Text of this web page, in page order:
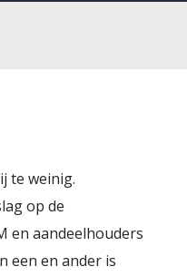
te weinig.
op de
en aandeelhouders
een en ander is